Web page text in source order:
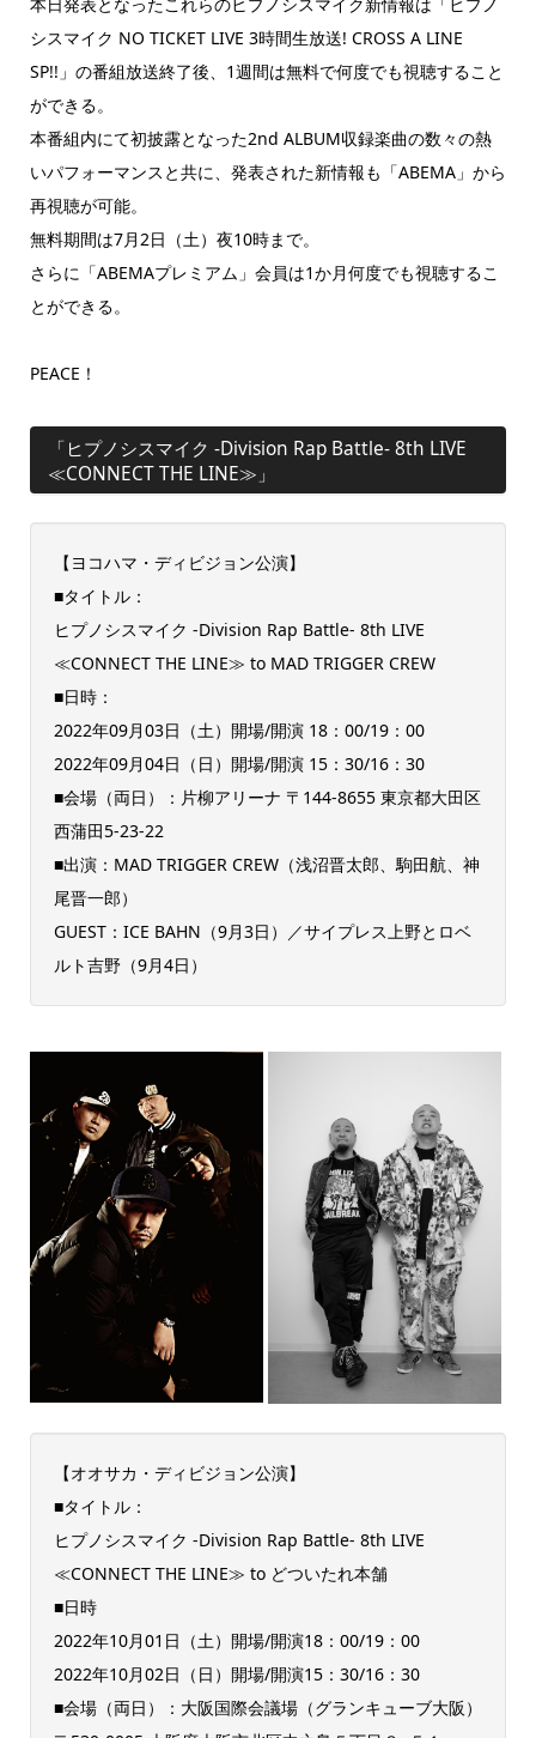
シスマイク NO TICKET LIVE 3時間生放送! CROSS A LINE
SP!!」の番組放送終了後、1週間は無料で何度でも視聴すること
ができる。
本番組内にて初披露となった2nd ALBUM収録楽曲の数々の熱
いパフォーマンスと共に、発表された新情報も「ABEMA」から
再視聴が可能。
無料期間は7月2日（土）夜10時まで。
さらに「ABEMAプレミアム」会員は1か月何度でも視聴するこ
とができる。
PEACE！
「ヒプノシスマイク -Division Rap Battle- 8th LIVE
≪CONNECT THE LINE≫」
【ヨコハマ・ディビジョン公演】
■タイトル：
ヒプノシスマイク -Division Rap Battle- 8th LIVE
≪CONNECT THE LINE≫ to MAD TRIGGER CREW
■日時：
2022年09月03日（土）開場/開演 18：00/19：00
2022年09月04日（日）開場/開演 15：30/16：30
■会場（両日）：片柳アリーナ 〒144-8655 東京都大田区
西蒲田5-23-22
■出演：MAD TRIGGER CREW（浅沼晋太郎、駒田航、神
尾晋一郎）
GUEST：ICE BAHN（9月3日）／サイプレス上野とロベ
ルト吉野（9月4日）
【オオサカ・ディビジョン公演】
■タイトル：
ヒプノシスマイク -Division Rap Battle- 8th LIVE
≪CONNECT THE LINE≫ to どついたれ本舗
■日時
2022年10月01日（土）開場/開演18：00/19：00
2022年10月02日（日）開場/開演15：30/16：30
■会場（両日）：大阪国際会議場（グランキューブ大阪）